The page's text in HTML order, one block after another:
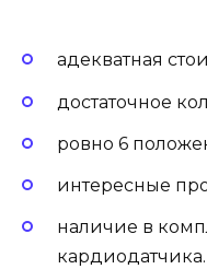
адекватная
достаточное
ровно 6
интересные
наличие в
кардиодатчика.